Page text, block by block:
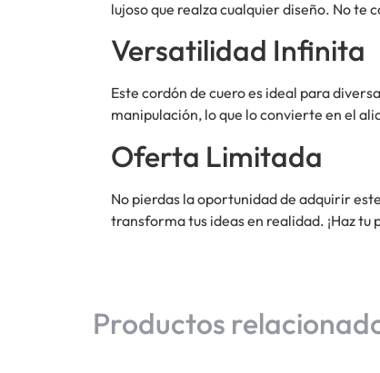
lujoso que realza cualquier diseño. No te
Versatilidad Infinita
Este cordón de cuero es ideal para
manipulación, lo que lo convierte en el
Oferta Limitada
No pierdas la oportunidad de adquirir
transforma tus ideas en realidad. ¡Haz
Productos